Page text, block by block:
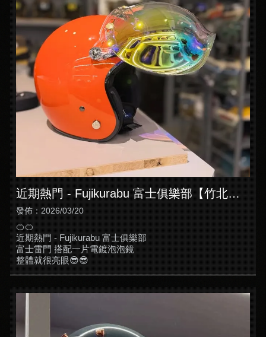
近期熱門 - Fujikurabu 富士俱樂部【竹北安
全帽買賣】【竹北安全帽訂購】
發佈：2026/03/20
🍊🍊
近期熱門 - Fujikurabu 富士俱樂部
富士雷門 搭配一片電鍍泡泡鏡
整體就很亮眼😎😎